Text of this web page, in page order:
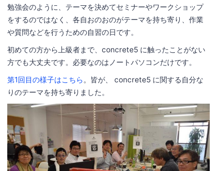
勉強会のように、テーマを決めてセミナーやワークショップ
をするのではなく、各自おのおのがテーマを持ち寄り、作業
や質問などを行うための自習の日です。
初めての方から上級者まで、concrete5 に触ったことがない
方でも大丈夫です。必要なのはノートパソコンだけです。
第1回目の様子はこちら。皆が、 concrete5 に関する自分な
りのテーマを持ち寄りました。